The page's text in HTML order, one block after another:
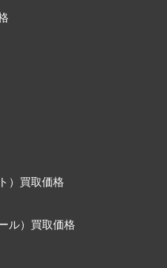
）買取価格
ル）買取価格